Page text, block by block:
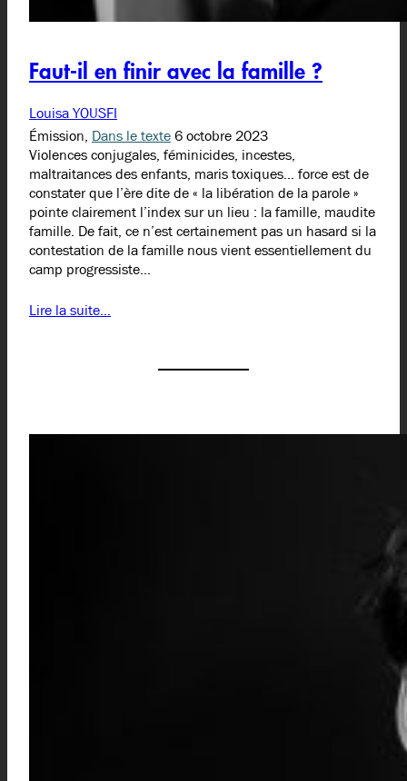
Faut-il en finir avec la famille ?
Louisa YOUSFI
Émission, Dans le texte6 octobre 2023
Violences conjugales, féminicides, incestes,
maltraitances des enfants, maris toxiques… force est de
constater que l’ère dite de « la libération de la parole »
pointe clairement l’index sur un lieu : la famille, maudite
famille. De fait, ce n’est certainement pas un hasard si la
contestation de la famille nous vient essentiellement du
camp progressiste…
Lire la suite…